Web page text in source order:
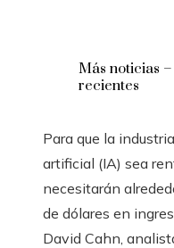
Más noticias
recientes
Para que la
artificial (IA) sea
necesitarán
de dólares en
David Cahn,